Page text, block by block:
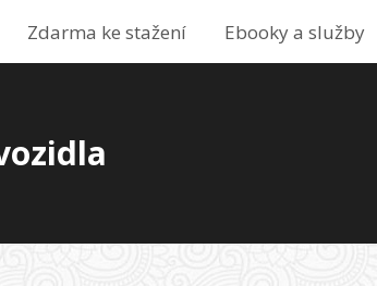
Zdarma ke stažení Ebooky a služby